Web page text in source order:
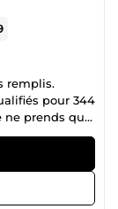
remplis.
pour 344
ne prends que
POUR QUI ?
de
satisfaits.
à
ratez des